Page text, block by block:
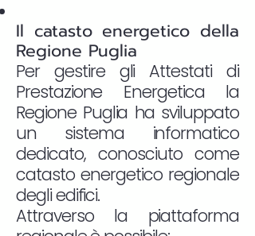
Il catasto energetico della
Regione Puglia
Per gestire gli Attestati di
Prestazione Energetica la
Regione Puglia ha sviluppato
un sistema informatico
dedicato, conosciuto come
catasto energetico regionale
degli edifici.
Attraverso la piattaforma